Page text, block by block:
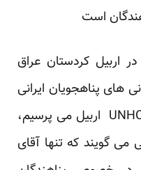
اربیل کردستان عراق
های پناهجویان ایرانی
و عدم رضایت آنها از عملکرد UNHCR اربیل می پرسیم،
می گویند که تنها آقای